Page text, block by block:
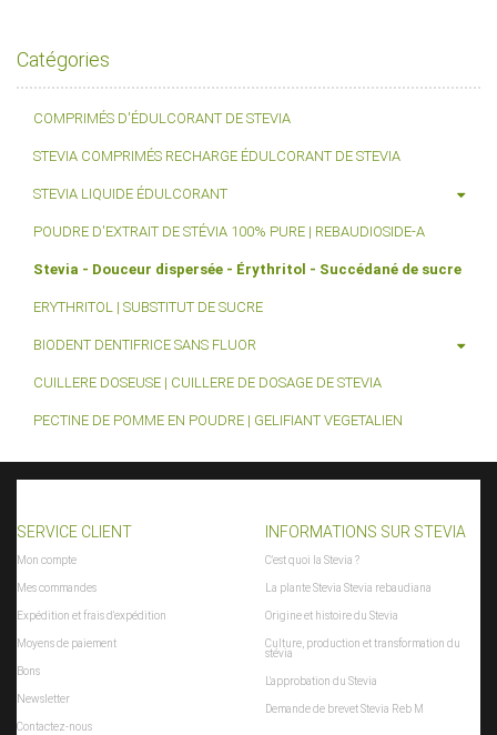
Catégories
COMPRIMÉS D'ÉDULCORANT DE STEVIA
STEVIA COMPRIMÉS RECHARGE ÉDULCORANT DE STEVIA
STEVIA LIQUIDE ÉDULCORANT
POUDRE D'EXTRAIT DE STÉVIA 100% PURE | REBAUDIOSIDE-A
Stevia - Douceur dispersée - Érythritol - Succédané de sucre
ERYTHRITOL | SUBSTITUT DE SUCRE
BIODENT DENTIFRICE SANS FLUOR
CUILLERE DOSEUSE | CUILLERE DE DOSAGE DE STEVIA
PECTINE DE POMME EN POUDRE | GELIFIANT VEGETALIEN
SERVICE CLIENT
Mon compte
Mes commandes
Expédition et frais d'expédition
Moyens de paiement
Bons
Newsletter
Contactez-nous
INFORMATIONS SUR STEVIA
C'est quoi la Stevia ?
La plante Stevia Stevia rebaudiana
Origine et histoire du Stevia
Culture, production et transformation du
stévia
L'approbation du Stevia
Demande de brevet Stevia Reb M